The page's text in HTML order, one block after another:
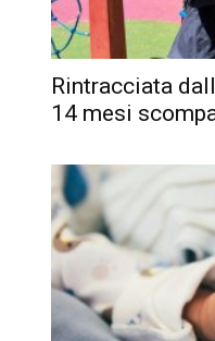
Rintracciata
14 mesi